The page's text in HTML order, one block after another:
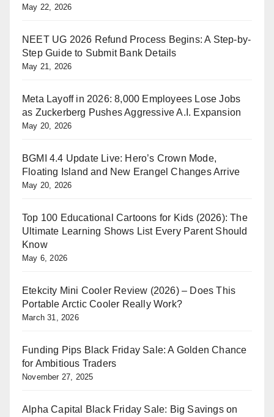
May 22, 2026
NEET UG 2026 Refund Process Begins: A Step-by-
Step Guide to Submit Bank Details
May 21, 2026
Meta Layoff in 2026: 8,000 Employees Lose Jobs
as Zuckerberg Pushes Aggressive A.I. Expansion
May 20, 2026
BGMI 4.4 Update Live: Hero’s Crown Mode,
Floating Island and New Erangel Changes Arrive
May 20, 2026
Top 100 Educational Cartoons for Kids (2026): The
Ultimate Learning Shows List Every Parent Should
Know
May 6, 2026
Etekcity Mini Cooler Review (2026) – Does This
Portable Arctic Cooler Really Work?
March 31, 2026
Funding Pips Black Friday Sale: A Golden Chance
for Ambitious Traders
November 27, 2025
Alpha Capital Black Friday Sale: Big Savings on